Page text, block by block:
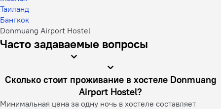
Таиланд
Бангкок
Donmuang Airport Hostel
Часто задаваемые вопросы
Сколько стоит проживание в хостеле Donmuang
Airport Hostel?
Минимальная цена за одну ночь в хостеле составляет